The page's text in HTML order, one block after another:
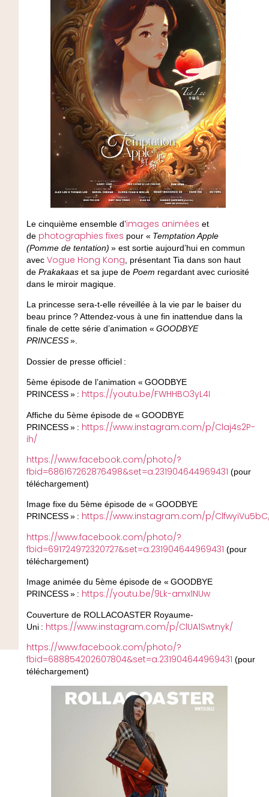
Le cinquième ensemble d’images animées et
de photographies fixes pour « Temptation Apple
(Pomme de tentation) » est sortie aujourd’hui en commun
avec Vogue Hong Kong , présentant Tia dans son haut
de Prakakaaset sa jupe de Poem regardant avec curiosité
dans le miroir magique.
La princesse sera-t-elle réveillée à la vie par le baiser du
beau prince ? Attendez-vous à une fin inattendue dans la
finale de cette série d’animation « GOODBYE
PRINCESS».
Dossier de presse officiel :
5ème épisode de l’animation « GOODBYE
PRINCESS » : https://youtu.be/FWHHBO3yL4I
Affiche du 5ème épisode de « GOODBYE
PRINCESS » : https://www.instagram.com/p/Claj4s2P-
ih/
https://www.facebook.com/photo/?
fbid=686167262876498&set=a.231904644969431 (pour
téléchargement)
Image fixe du 5ème épisode de « GOODBYE
PRINCESS » : https://www.instagram.com/p/
https://www.facebook.com/photo/?
fbid=691724972320727&set=a.231904644969431 (pour
téléchargement)
Image animée du 5ème épisode de « GOODBYE
PRINCESS » : https://youtu.be/9Lk-amx1NUw
Couverture de ROLLACOASTER Royaume-
Uni : https://www.instagram.com/p/ClUA1Swtnyk/
https://www.facebook.com/photo/?
fbid=688854202607804&set=a.231904644969431 (pour
téléchargement)